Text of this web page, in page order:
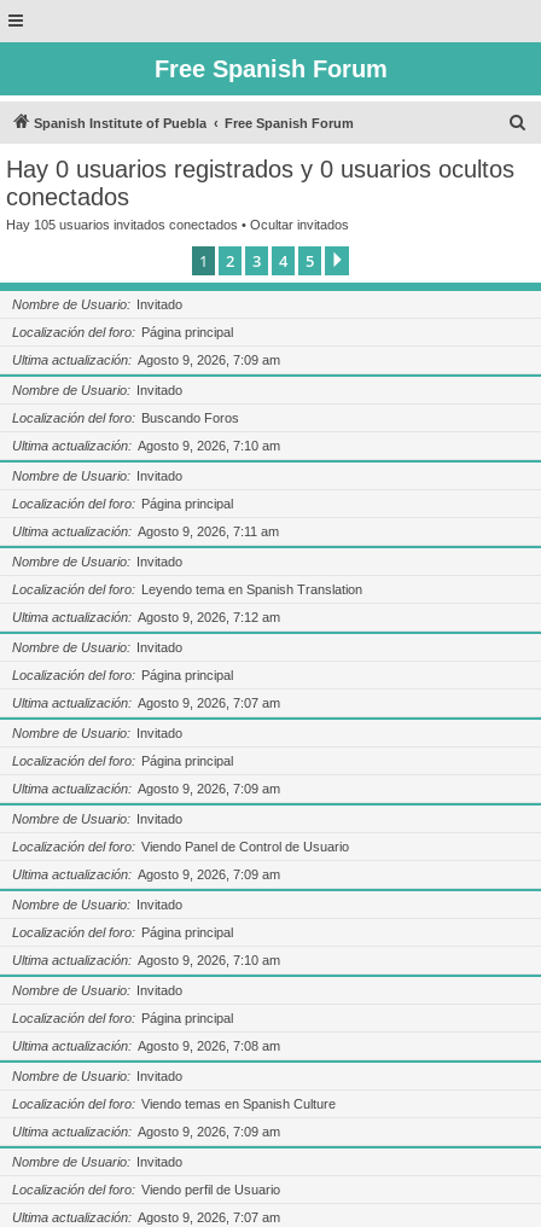
Free Spanish Forum
Spanish Institute of Puebla Free Spanish Forum
Hay 0 usuarios registrados y 0 usuarios ocultos
conectados
Hay 105 usuarios invitados conectados • Ocultar invitados
1 2 3 4 5
Nombre de Usuario
Invitado
Localización del foro
Página principal
Ultima actualización
Agosto 9, 2026, 7:09 am
Nombre de Usuario
Invitado
Localización del foro
Buscando Foros
Ultima actualización
Agosto 9, 2026, 7:10 am
Nombre de Usuario
Invitado
Localización del foro
Página principal
Ultima actualización
Agosto 9, 2026, 7:11 am
Nombre de Usuario
Invitado
Localización del foro
Leyendo tema en Spanish Translation
Ultima actualización
Agosto 9, 2026, 7:12 am
Nombre de Usuario
Invitado
Localización del foro
Página principal
Ultima actualización
Agosto 9, 2026, 7:07 am
Nombre de Usuario
Invitado
Localización del foro
Página principal
Ultima actualización
Agosto 9, 2026, 7:09 am
Nombre de Usuario
Invitado
Localización del foro
Viendo Panel de Control de Usuario
Ultima actualización
Agosto 9, 2026, 7:09 am
Nombre de Usuario
Invitado
Localización del foro
Página principal
Ultima actualización
Agosto 9, 2026, 7:10 am
Nombre de Usuario
Invitado
Localización del foro
Página principal
Ultima actualización
Agosto 9, 2026, 7:08 am
Nombre de Usuario
Invitado
Localización del foro
Viendo temas en Spanish Culture
Ultima actualización
Agosto 9, 2026, 7:09 am
Nombre de Usuario
Invitado
Localización del foro
Viendo perfil de Usuario
Ultima actualización
Agosto 9, 2026, 7:07 am